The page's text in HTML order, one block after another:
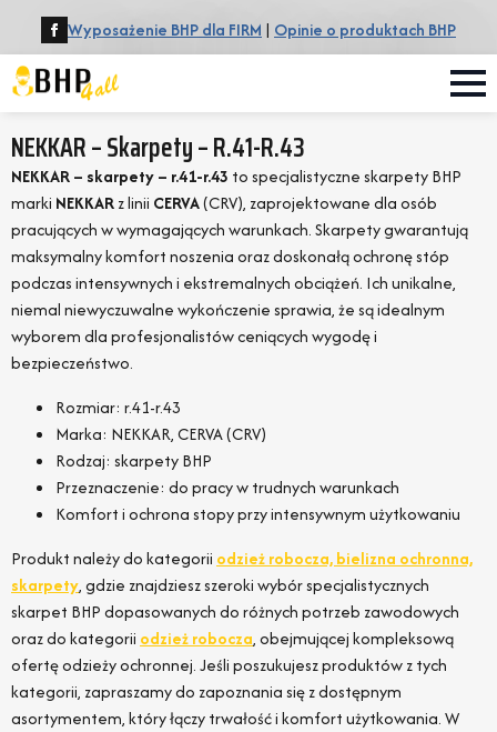
Wyposażenie BHP dla FIRM | Opinie o produktach BHP
NEKKAR – Skarpety – R.41-R.43
NEKKAR – skarpety – r.41-r.43 to specjalistyczne skarpety BHP
marki NEKKARz linii CERVA(CRV), zaprojektowane dla osób
pracujących w wymagających warunkach. Skarpety gwarantują
maksymalny komfort noszenia oraz doskonałą ochronę stóp
podczas intensywnych i ekstremalnych obciążeń. Ich unikalne,
niemal niewyczuwalne wykończenie sprawia, że są idealnym
wyborem dla profesjonalistów ceniących wygodę i
bezpieczeństwo.
Rozmiar: r.41-r.43
Marka: NEKKAR, CERVA (CRV)
Rodzaj: skarpety BHP
Przeznaczenie: do pracy w trudnych warunkach
Komfort i ochrona stopy przy intensywnym użytkowaniu
Produkt należy do kategorii odzież robocza, bielizna ochronna,
skarpety, gdzie znajdziesz szeroki wybór specjalistycznych
skarpet BHP dopasowanych do różnych potrzeb zawodowych
oraz do kategorii odzież robocza, obejmującej kompleksową
ofertę odzieży ochronnej. Jeśli poszukujesz produktów z tych
kategorii, zapraszamy do zapoznania się z dostępnym
asortymentem, który łączy trwałość i komfort użytkowania. W